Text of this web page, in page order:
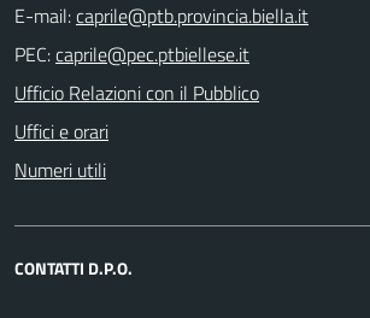
E-mail:
PEC:
Ufficio Relazioni con il Pubblico
Uffici e orari
Numeri utili
CONTATTI D.P.O.